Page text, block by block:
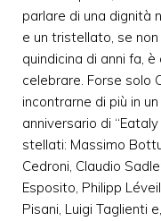
parlare di una dignità
e un tristellato, se
quindicina di anni fa,
celebrare. Forse solo
incontrarne di più in
anniversario di
stellati: Massimo
Cedroni, Claudio
Esposito, Philipp
Pisani, Luigi Taglienti